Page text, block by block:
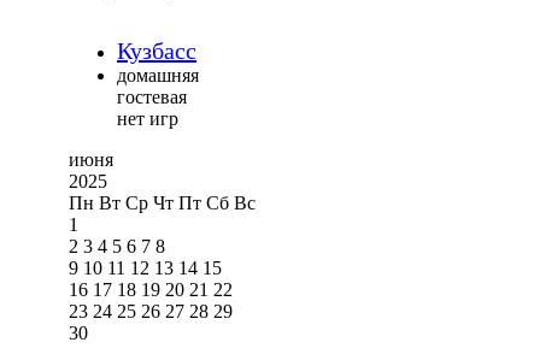
Кузбасс
домашняя
гостевая
нет игр
июня
2025
Пн Вт Ср Чт Пт Сб Вс
1
2 3 4 5 6 7 8
9 10 11 12 13 14 15
16 17 18 19 20 21 22
23 24 25 26 27 28 29
30